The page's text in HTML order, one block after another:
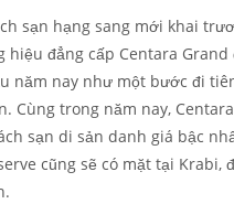
sạn hạng sang mới khai
hiệu đẳng cấp Centara
năm nay như một bước đi
Cùng trong năm nay,
sạn di sản danh giá bậc
cũng sẽ có mặt tại